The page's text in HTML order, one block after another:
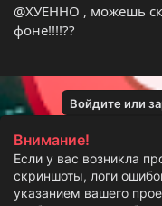
@ХУЕННО , можешь
фоне!!!!??
Войдите или
Внимание!
Если у вас возникла
скриншоты, логи
указанием вашего